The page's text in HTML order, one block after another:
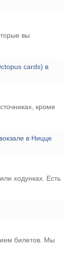
вы
cards) в
кроме
в Ницце
ходунках. Есть
билетов. Мы